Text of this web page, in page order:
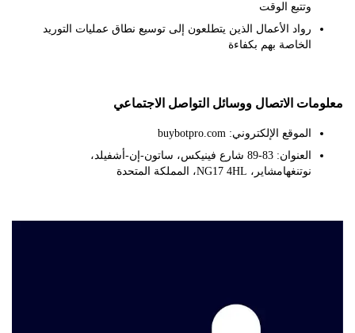
وتتبع الوقت
رواد الأعمال الذين يتطلعون إلى توسيع نطاق عمليات التوريد
الخاصة بهم بكفاءة
الاتصال ووسائل التواصل الاجتماعي
الموقع الإلكتروني: buybotpro.com
العنوان: 83-89 شارع فينيكس، ساتون-إن-أشفيلد،
نوتنغهامشاير، NG17 4HL، المملكة المتحدة